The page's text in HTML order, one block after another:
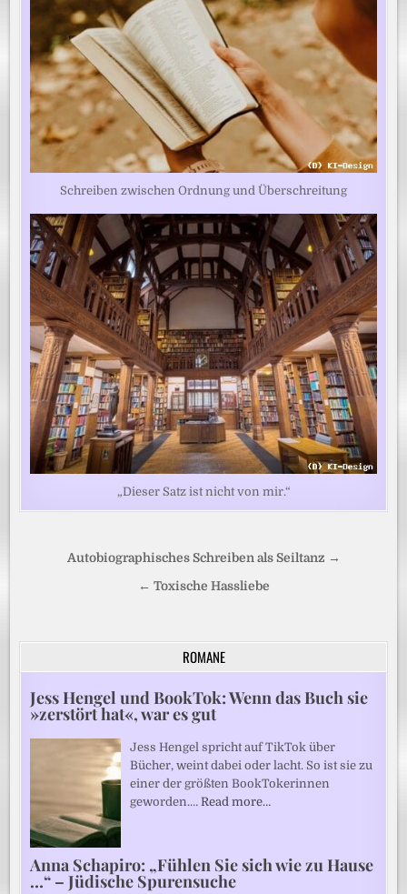
Schreiben zwischen Ordnung und Überschreitung
„Dieser Satz ist nicht von mir.“
Beitragsnavigation
Autobiographisches Schreiben als Seiltanz →
← Toxische Hassliebe
ROMANE
Jess Hengel und BookTok: Wenn das Buch sie
»zerstört hat«, war es gut
Jess Hengel spricht auf TikTok über
Bücher, weint dabei oder lacht. So ist sie zu
einer der größten BookTokerinnen
geworden.…Read more…
Anna Schapiro: „Fühlen Sie sich wie zu Hause
…“ – Jüdische Spurensuche